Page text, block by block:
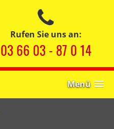
Rufen Sie uns an:
03 66 03 - 87 0 14
Menü